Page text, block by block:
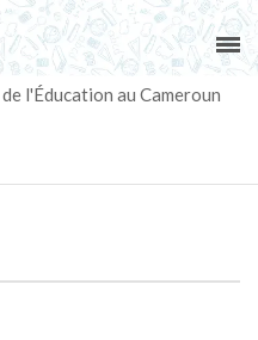
l'Éducation au Cameroun